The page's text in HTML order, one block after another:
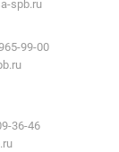
spb.ru
99-00
36-46